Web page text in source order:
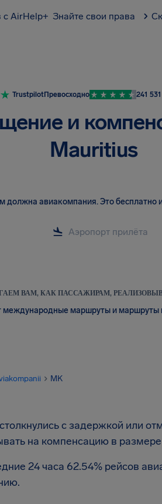
с AirHelp+ Знайте свои права
TrustpilotПревосходно 241 531
и
Mauritius
должна авиакомпания.Это бесплатно
ВАМ, КАК ПАССАЖИРАМ,
международные маршруты и маршруты
MK
с задержкой или
на компенсацию в
24 часа 62.54% рейсов